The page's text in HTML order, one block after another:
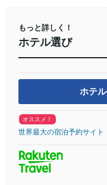
もっと詳しく！
ホテル選び
ホテ
オススメ！
世界最大の宿泊予約サイト